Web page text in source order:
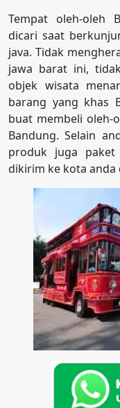
Tempat oleh-oleh
dicari saat
java. Tidak
jawa barat ini,
objek wisata
barang yang khas
buat membeli oleh-
Bandung. Selain
produk juga
dikirim ke kota anda